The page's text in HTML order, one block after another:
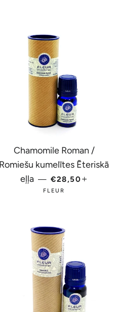
Chamomile Roman /
Romiešu kumelītes Ēteriskā
eļļa — PARASTĀ CENA
€28,50
FLEUR